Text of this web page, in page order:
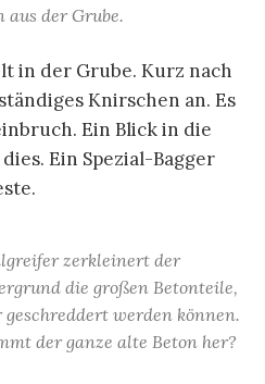
aus der Grube.
in der Grube. Kurz nach
Knirschen an. Es
Ein Blick in die
Ein Spezial-Bagger
zerkleinert der
die großen Betonteile,
werden können.
der ganze alte Beton her?